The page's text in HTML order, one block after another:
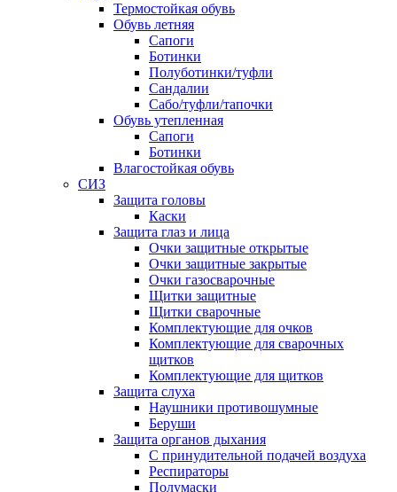
Термостойкая обувь
Обувь летняя
Сапоги
Ботинки
Полуботинки/туфли
Сандалии
Сабо/туфли/тапочки
Обувь утепленная
Сапоги
Ботинки
Влагостойкая обувь
СИЗ
Защита головы
Каски
Защита глаз и лица
Очки защитные открытые
Очки защитные закрытые
Очки газосварочные
Щитки защитные
Щитки сварочные
Комплектующие для очков
Комплектующие для сварочных
щитков
Комплектующие для щитков
Защита слуха
Наушники противошумные
Беруши
Защита органов дыхания
С принудительной подачей воздуха
Респираторы
Полумаски